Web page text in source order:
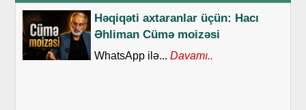
Həqiqəti axtaranlar üçün: Hacı
Əhliman Cümə moizəsi
WhatsApp ilə... Davamı..